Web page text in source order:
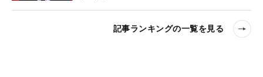
記事ランキングの一覧を見る